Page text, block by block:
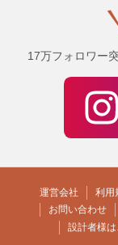
17万フォロワー
運営会社 利用
お問い合わせ
設計者様は